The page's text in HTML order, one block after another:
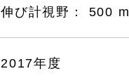
伸び計視野： 500
2017年度